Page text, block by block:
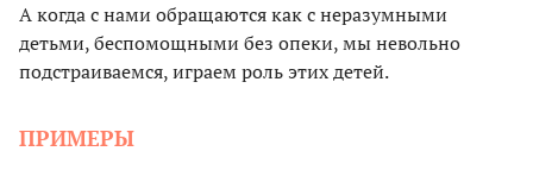
А когда с нами обращаются как с неразумными
детьми, беспомощными без опеки, мы невольно
подстраиваемся, играем роль этих детей.
ПРИМЕРЫ